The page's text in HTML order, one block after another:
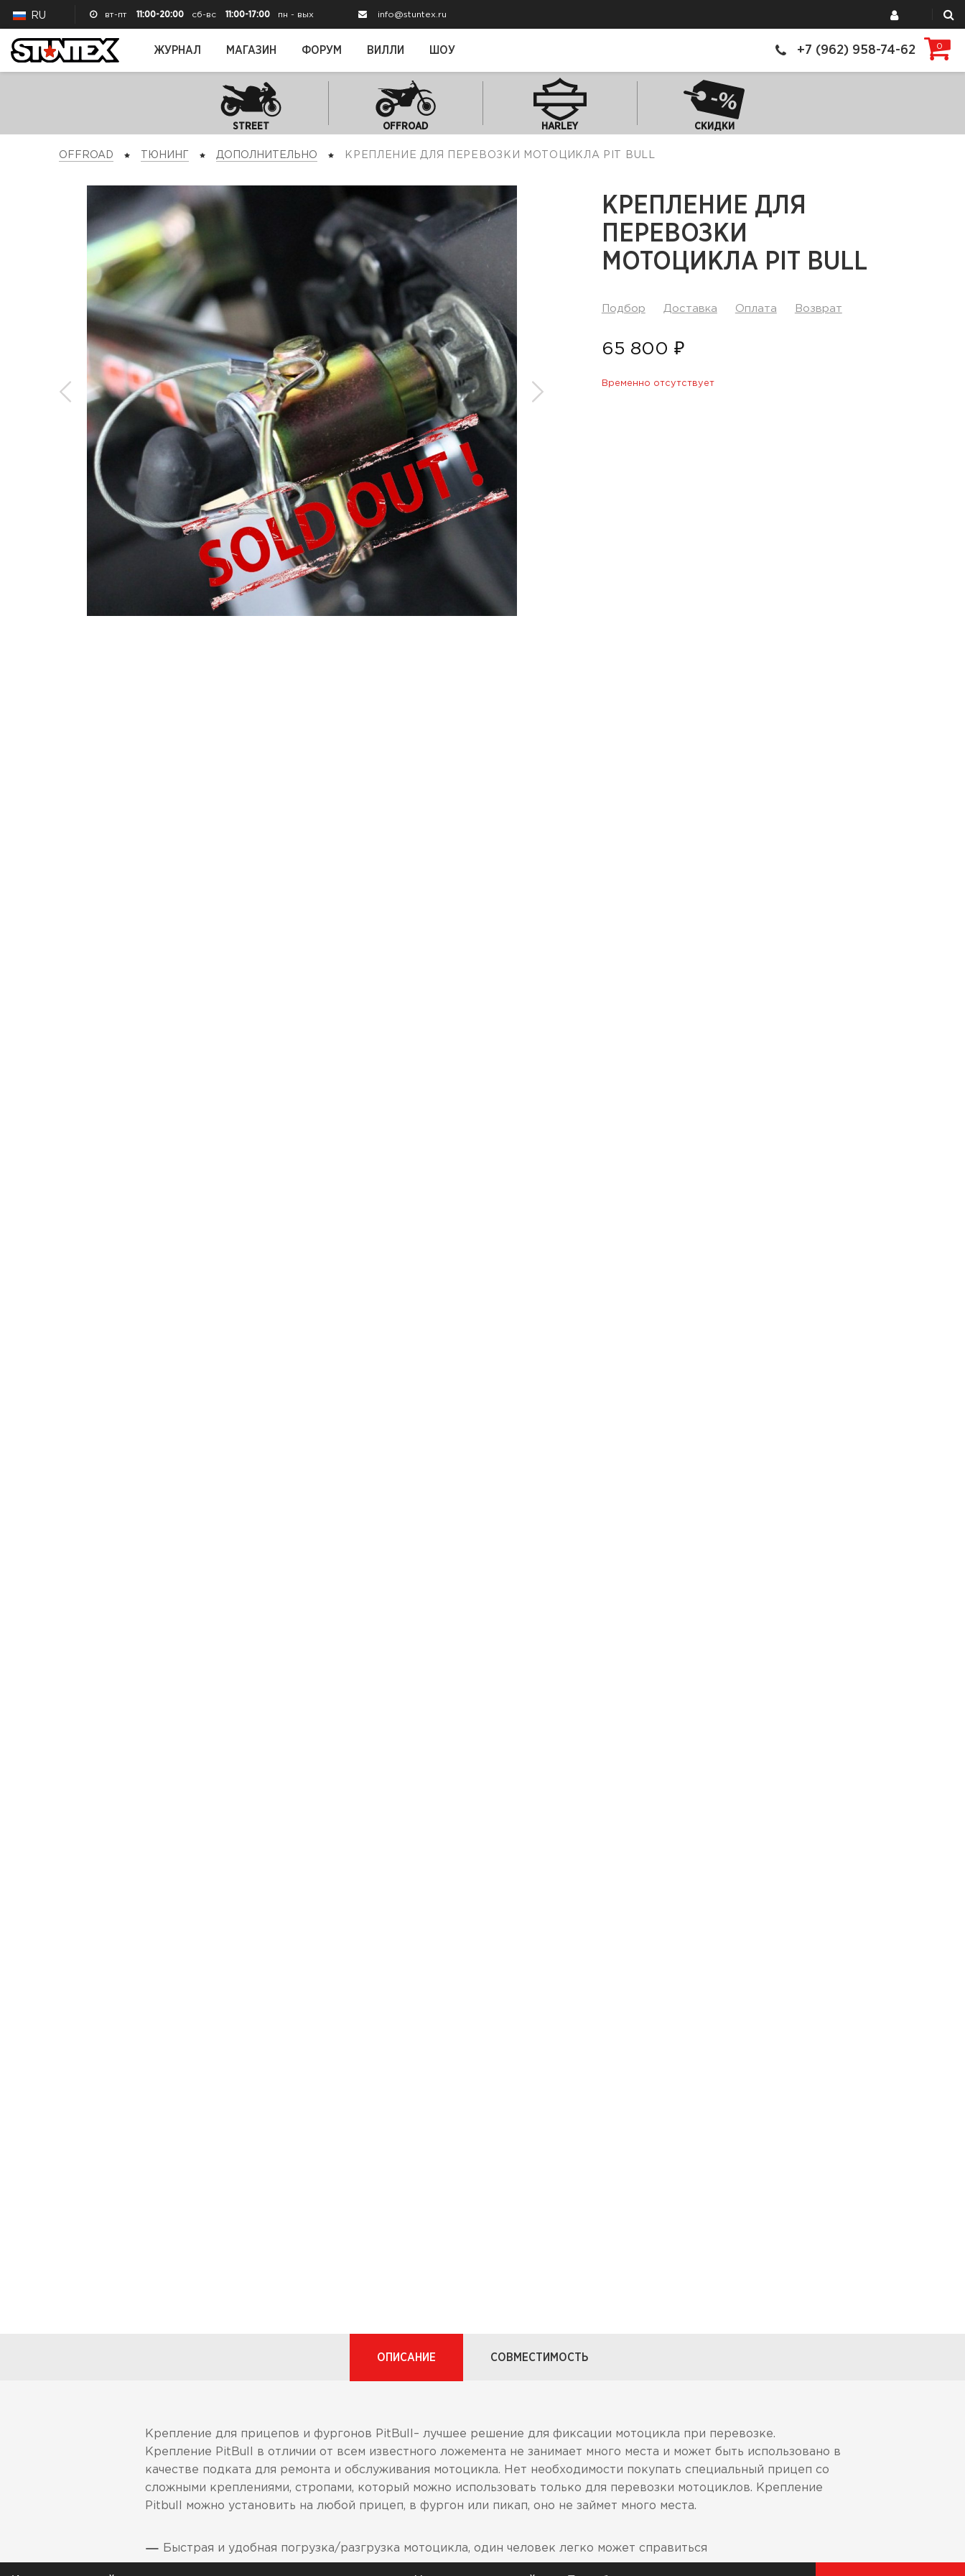
RU вт-пт 11:00-20:00 сб-вс 11:00-17:00 пн - вых info@stuntex.ru
ЖУРНАЛ МАГАЗИН ФОРУМ ВИЛЛИ ШОУ +7 (962) 958-74-62 0
STREET OFFROAD HARLEY СКИДКИ
OFFROAD ТЮНИНГ ДОПОЛНИТЕЛЬНО КРЕПЛЕНИЕ ДЛЯ ПЕРЕВОЗКИ МОТОЦИКЛА PIT BULL
КРЕПЛЕНИЕ ДЛЯ
ПЕРЕВОЗКИ
МОТОЦИКЛА PIT BULL
Подбор Доставка Оплата Возврат
65 800 ₽
Временно отсутствует
ОПИСАНИЕ СОВМЕСТИМОСТЬ
Крепление для прицепов и фургонов PitBull– лучшее решение для фиксации мотоцикла при перевозке.
Крепление PitBull в отличии от всем известного ложемента не занимает много места и может быть использовано в
качестве подката для ремонта и обслуживания мотоцикла. Нет необходимости покупать специальный прицеп со
сложными креплениями, стропами, который можно использовать только для перевозки мотоциклов. Крепление
Pitbull можно установить на любой прицеп, в фургон или пикап, оно не займет много места.
Быстрая и удобная погрузка/разгрузка мотоцикла, один человек легко может справиться